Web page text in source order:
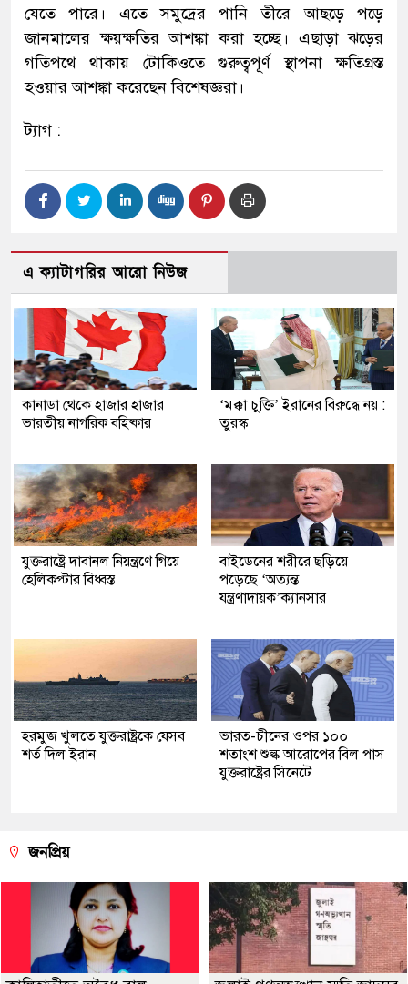
যেতে পারে। এতে সমুদ্রের পানি তীরে আছড়ে পড়ে
জানমালের ক্ষয়ক্ষতির আশঙ্কা করা হচ্ছে। এছাড়া ঝড়ের
গতিপথে থাকায় টোকিওতে গুরুত্বপূর্ণ স্থাপনা ক্ষতিগ্রস্ত
হওয়ার আশঙ্কা করেছেন বিশেষজ্ঞরা।
ট্যাগ :
এ ক্যাটাগরির আরো নিউজ
কানাডা থেকে হাজার হাজার
ভারতীয় নাগরিক বহিষ্কার
‘মক্কা চুক্তি’ ইরানের বিরুদ্ধে নয় :
তুরস্ক
যুক্তরাষ্ট্রে দাবানল নিয়ন্ত্রণে গিয়ে
হেলিকপ্টার বিধ্বস্ত
বাইডেনের শরীরে ছড়িয়ে
পড়েছে ‘অত্যন্ত
যন্ত্রণাদায়ক’ক্যানসার
হরমুজ খুলতে যুক্তরাষ্ট্রকে যেসব
শর্ত দিল ইরান
ভারত-চীনের ওপর ১০০
শতাংশ শুল্ক আরোপের বিল পাস
যুক্তরাষ্ট্রের সিনেটে
জনপ্রিয়